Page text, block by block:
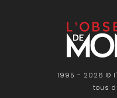
1995 - 2026 ©
tous